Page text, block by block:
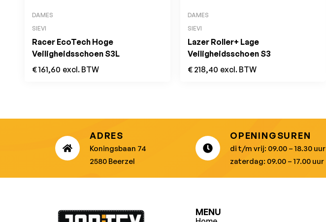
DAMES
SIEVI
Racer EcoTech Hoge
Veiligheidsschoen S3L
€161,60 excl. BTW
DAMES
SIEVI
Lazer Roller+ Lage
Veiligheidsschoen S3
€ 218,40 excl. BTW
ADRES
Koningsbaan 74
2580 Beerzel
OPENINGSUREN
di t/m vrij: 09.00 – 18.30 uur
zaterdag: 09.00 – 17.00 uur
MENU